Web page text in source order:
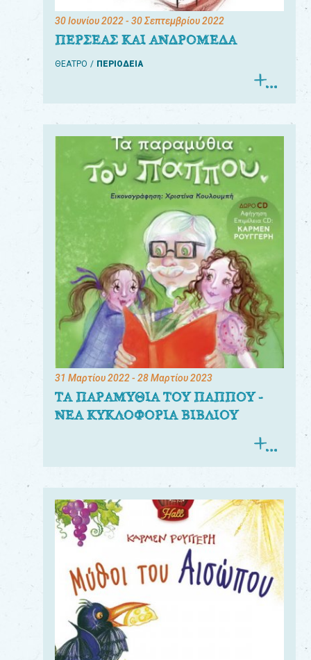
30 Ιουνίου 2022- 30 Σεπτεμβρίου 2022
ΠΕΡΣΕΑΣ ΚΑΙ ΑΝΔΡΟΜΕΔΑ
ΘΕΑΤΡΟ ΠΕΡΙΟΔΕΙΑ
31 Μαρτίου 2022- 28 Μαρτίου 2023
ΤΑ ΠΑΡΑΜΥΘΙΑ ΤΟΥ ΠΑΠΠΟΥ -
ΝΕΑ ΚΥΚΛΟΦΟΡΙΑ ΒΙΒΛΙΟΥ